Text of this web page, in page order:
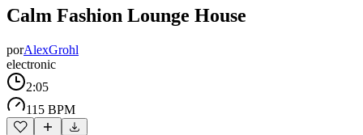
Calm Fashion Lounge House
porAlexGrohl
electronic
2:05
115 BPM